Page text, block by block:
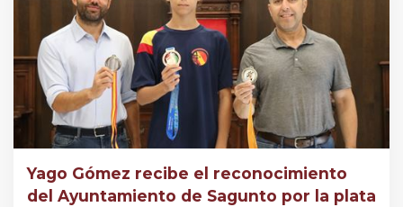
Yago Gómez recibe el reconocimiento
del Ayuntamiento de Sagunto por la plata